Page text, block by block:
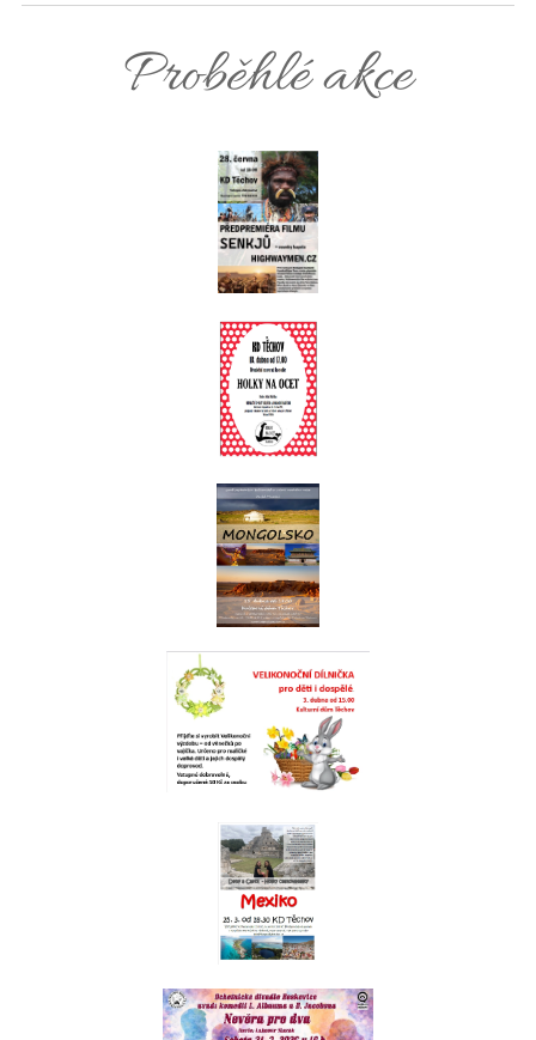
Proběhlé akce